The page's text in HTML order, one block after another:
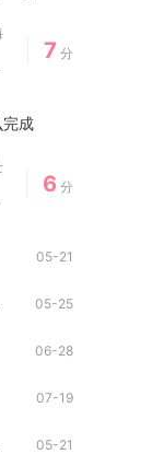
7 分
成
6 分
05-21
05-25
06-28
07-19
05-21